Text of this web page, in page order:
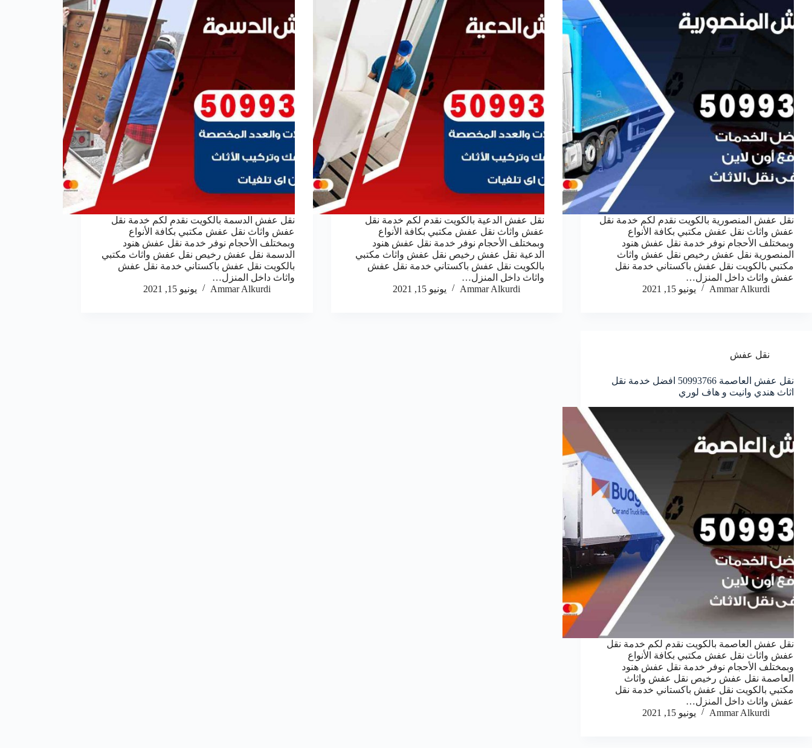
نقل عفش المنصورية بالكويت نقدم لكم خدمة نقل
عفش واثاث نقل عفش مكتبي بكافة الأنواع
وبمختلف الأحجام نوفر خدمة نقل عفش هنود
المنصورية نقل عفش رخيص نقل عفش واثاث
مكتبي بالكويت نقل عفش باكستاني خدمة نقل
عفش واثاث داخل المنزل…
Ammar Alkurdi
يونيو 15, 2021
نقل عفش الدعية بالكويت نقدم لكم خدمة نقل
عفش واثاث نقل عفش مكتبي بكافة الأنواع
وبمختلف الأحجام نوفر خدمة نقل عفش هنود
الدعية نقل عفش رخيص نقل عفش واثاث مكتبي
بالكويت نقل عفش باكستاني خدمة نقل عفش
واثاث داخل المنزل…
Ammar Alkurdi
يونيو 15, 2021
نقل عفش الدسمة بالكويت نقدم لكم خدمة نقل
عفش واثاث نقل عفش مكتبي بكافة الأنواع
وبمختلف الأحجام نوفر خدمة نقل عفش هنود
الدسمة نقل عفش رخيص نقل عفش واثاث مكتبي
بالكويت نقل عفش باكستاني خدمة نقل عفش
واثاث داخل المنزل…
Ammar Alkurdi
يونيو 15, 2021
نقل عفش
نقل عفش العاصمة 50993766 افضل خدمة نقل
اثاث هندي وانيت و هاف لوري
نقل عفش العاصمة بالكويت نقدم لكم خدمة نقل
عفش واثاث نقل عفش مكتبي بكافة الأنواع
وبمختلف الأحجام نوفر خدمة نقل عفش هنود
العاصمة نقل عفش رخيص نقل عفش واثاث
مكتبي بالكويت نقل عفش باكستاني خدمة نقل
عفش واثاث داخل المنزل…
Ammar Alkurdi
يونيو 15, 2021